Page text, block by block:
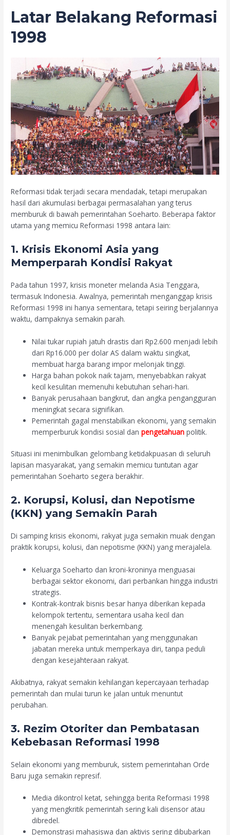
Latar Belakang Reformasi
1998
Reformasi tidak terjadi secara mendadak, tetapi merupakan
hasil dari akumulasi berbagai permasalahan yang terus
memburuk di bawah pemerintahan Soeharto. Beberapa faktor
utama yang memicu Reformasi 1998 antara lain:
1. Krisis Ekonomi Asia yang
Memperparah Kondisi Rakyat
Pada tahun 1997, krisis moneter melanda Asia Tenggara,
termasuk Indonesia. Awalnya, pemerintah menganggap krisis
Reformasi 1998 ini hanya sementara, tetapi seiring berjalannya
waktu, dampaknya semakin parah.
Nilai tukar rupiah jatuh drastis dari Rp2.600 menjadi lebih
dari Rp16.000 per dolar AS dalam waktu singkat,
membuat harga barang impor melonjak tinggi.
Harga bahan pokok naik tajam, menyebabkan rakyat
kecil kesulitan memenuhi kebutuhan sehari-hari.
Banyak perusahaan bangkrut, dan angka pengangguran
meningkat secara signifikan.
Pemerintah gagal menstabilkan ekonomi, yang semakin
memperburuk kondisi sosial danpengetahuan politik.
Situasi ini menimbulkan gelombang ketidakpuasan di seluruh
lapisan masyarakat, yang semakin memicu tuntutan agar
pemerintahan Soeharto segera berakhir.
2. Korupsi, Kolusi, dan Nepotisme
(KKN) yang Semakin Parah
Di samping krisis ekonomi, rakyat juga semakin muak dengan
praktik korupsi, kolusi, dan nepotisme (KKN) yang merajalela.
Keluarga Soeharto dan kroni-kroninya menguasai
berbagai sektor ekonomi, dari perbankan hingga industri
strategis.
Kontrak-kontrak bisnis besar hanya diberikan kepada
kelompok tertentu, sementara usaha kecil dan
menengah kesulitan berkembang.
Banyak pejabat pemerintahan yang menggunakan
jabatan mereka untuk memperkaya diri, tanpa peduli
dengan kesejahteraan rakyat.
Akibatnya, rakyat semakin kehilangan kepercayaan terhadap
pemerintah dan mulai turun ke jalan untuk menuntut
perubahan.
3. Rezim Otoriter dan Pembatasan
Kebebasan Reformasi 1998
Selain ekonomi yang memburuk, sistem pemerintahan Orde
Baru juga semakin represif.
Media dikontrol ketat, sehingga berita Reformasi 1998
yang mengkritik pemerintah sering kali disensor atau
dibredel.
Demonstrasi mahasiswa dan aktivis sering dibubarkan